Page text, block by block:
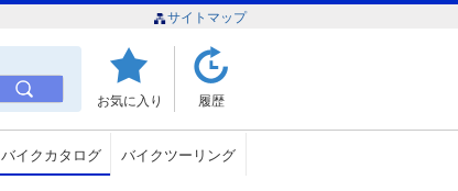
サイトマップ
お気に入り 履歴
バイクカタログ バイクツーリング